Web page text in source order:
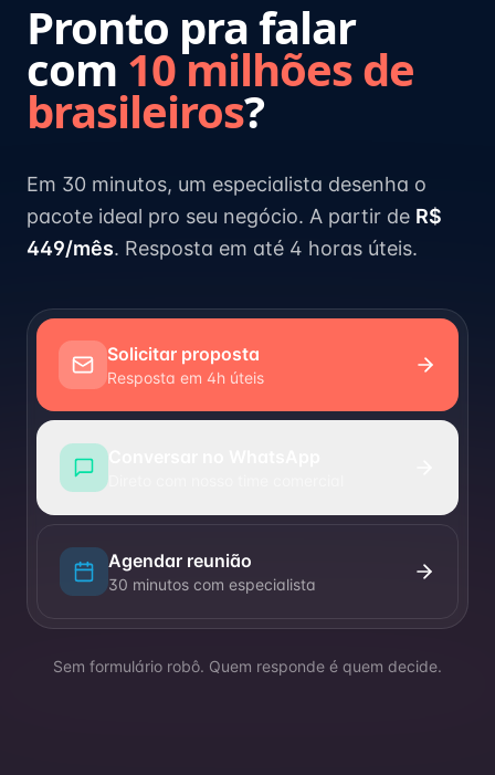
Pronto pra falar
com 10 milhões de
brasileiros?
Em 30 minutos, um especialista desenha o
pacote ideal pro seu negócio. A partir de R$
449/mês. Resposta em até 4 horas úteis.
Solicitar proposta
Resposta em 4h úteis
Agendar reunião
30 minutos com especialista
Sem formulário robô. Quem responde é quem decide.